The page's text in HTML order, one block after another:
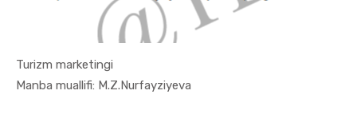
Turizm marketingi
Manba muallifi: M.Z.Nurfayziyeva
In Marketi...